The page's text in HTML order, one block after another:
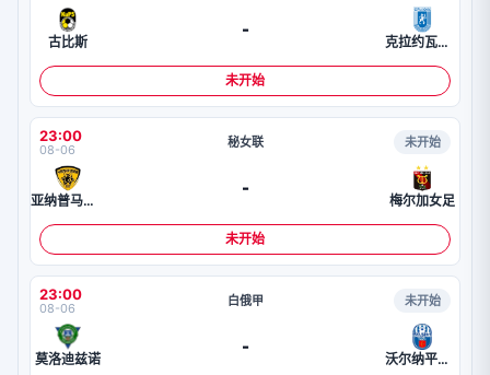
古比斯
-
克拉约瓦大学
未开始
23:00
08-06 秘女联 未开始
亚纳普马女足
-
梅尔加女足
未开始
23:00
08-06 白俄甲 未开始
莫洛迪兹诺
-
沃尔纳平斯克